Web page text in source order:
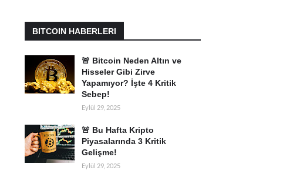
BITCOIN HABERLERI
🚨 Bitcoin Neden Altın ve
Hisseler Gibi Zirve
Yapamıyor? İşte 4 Kritik
Sebep!
Eylül 29, 2025
🚨 Bu Hafta Kripto
Piyasalarında 3 Kritik
Gelişme!
Eylül 29, 2025